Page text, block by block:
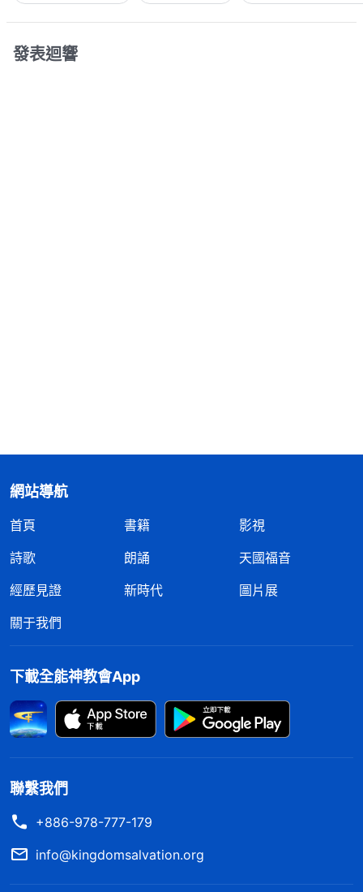
發表迴響
網站導航
首頁 書籍
影視
詩歌
朗誦
天國福音
經歷見證
新時代
圖片展
關于我們
下載全能神教會App
聯繫我們
+886-978-777-179
info@kingdomsalvation.org